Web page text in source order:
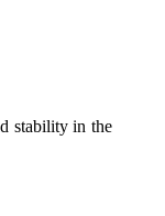
stability in the